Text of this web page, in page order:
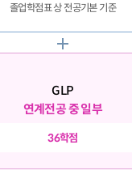
졸업학점표 상 전공기본 기준
GLP
연계전공 중 일부
36학점